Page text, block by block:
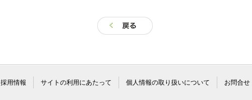
採用情報 サイトの利用にあたって 個人情報の取り扱いについて お問合せ